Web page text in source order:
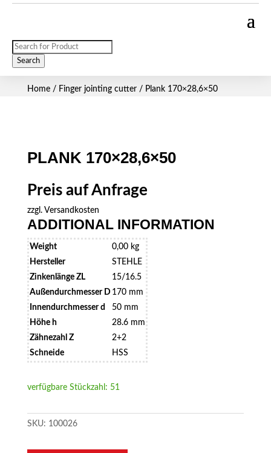
Products
search
Search
Home/ Finger jointing cutter/ Plank 170×28,6×50
PLANK 170×28,6×50
Preis auf Anfrage
zzgl. Versandkosten
ADDITIONAL INFORMATION
Weight
0,00 kg
Hersteller
STEHLE
Zinkenlänge ZL
15/16.5
Außendurchmesser D 170 mm
Innendurchmesser d
50 mm
Höhe h
28.6 mm
Zähnezahl Z
2+2
Schneide
HSS
verfügbare Stückzahl: 51
SKU: 100026